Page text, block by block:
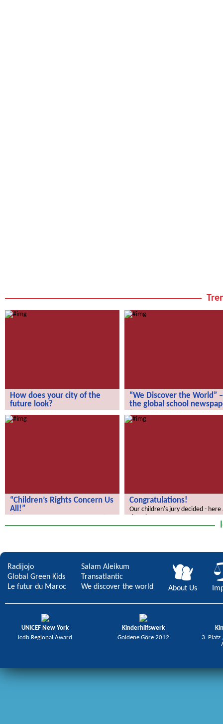
How does your city of the
future look?
look?
“We Discover the World” –
the global school
school newspaper!
“Children’s Rights Concern Us
All!”
Congratulations!
Our children's jury decided - here
the winners.
Radijojo
Global Green Kids
Le futur du Maroc
Salam Aleikum
Transatlantic
We discover the world
About Us
UNICEF New York
icdb Regional Award
Kinderhilfswerk
Goldene Göre 2012
3. Platz